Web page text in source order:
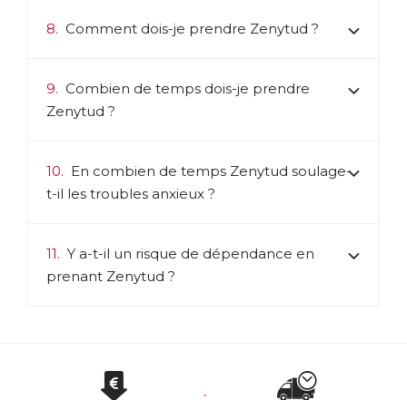
8. Comment dois-je prendre Zenytud ?
9. Combien de temps dois-je prendre
Zenytud ?
10. En combien de temps Zenytud soulage-
t-il les troubles anxieux ?
11. Y a-t-il un risque de dépendance en
prenant Zenytud ?